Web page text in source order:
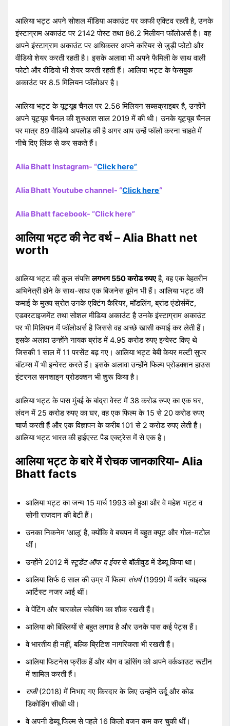
आलिया भट्ट अपने सोशल मीडिया अकाउंट पर काफी एक्टिव रहती है, उनके
इंस्टाग्राम अकाउंट पर 2142 पोस्ट तथा 86.2 मिलीयन फॉलोअर्स है। वह
अपने इंस्टाग्राम अकाउंट पर अधिकतर अपने करियर से जुड़ी फोटो और
वीडियो शेयर करती रहती है। इसके अलावा भी अपने फैमिली के साथ वाली
फोटो और वीडियो भी शेयर करती रहती हैं। आलिया भट्ट के फेसबुक
अकाउंट पर 8.5 मिलियन फॉलोअर है।
आलिया भट्ट के यूट्यूब चैनल पर 2.56 मिलियन सब्सक्राइबर है, उन्होंने
अपने यूट्यूब चैनल की शुरुआत साल 2019 में की थी। उनके यूट्यूब चैनल
पर मात्र 89 वीडियो अपलोड की है अगर आप उन्हें फॉलो करना चाहते में
नीचे दिए लिंक से कर सकते हैं।
Alia Bhatt Instagram- “Click here”
Alia Bhatt Youtube channel- “Click here“
Alia Bhatt facebook- “Click here”
आलिया भट्ट की नेट वर्थ – Alia Bhatt net
worth
आलिया भट्ट की कुल संपत्तिलगभग 550 करोड रुपएहै, वह एक बेहतरीन
अभिनेत्री होने के साथ-साथ एक बिजनेस वूमेन भी हैं। आलिया भट्ट की
कमाई के मुख्य स्रोत उनके एक्टिंग कैरियर, मॉडलिंग, ब्रांड एंडोर्समेंट,
एडवरटाइजमेंट तथा सोशल मीडिया अकाउंट है उनके इंस्टाग्राम अकाउंट
पर भी मिलियन में फॉलोअर्स है जिससे वह अच्छे खासी कमाई कर लेती हैं।
इसके अलावा उन्होंने नायक ब्रांड में 4.95 करोड रुपए इन्वेस्ट किए थे
जिसकी 1 साल में 11 परसेंट बढ़ गए। आलिया भट्ट बेबी केयर मल्टी सुपर
बॉटम्स में भी इन्वेस्ट करते हैं। इसके अलावा उन्होंने फिल्म प्रोडक्शन हाउस
इंटरनल सनशाइन प्रोडक्शन भी शुरू किया है।
आलिया भट्ट के पास मुंबई के बांद्रा वेस्ट में 38 करोड रुपए का एक घर,
लंदन में 25 करोड रुपए का घर, वह एक फिल्म के 15 से 20 करोड रुपए
चार्ज करती हैं और एक विज्ञापन के करीब 101 से 2 करोड रुपए लेती हैं।
आलिया भट्ट भारत की हाईएस्ट पैड एक्ट्रेस में से एक है।
आलिया भट्ट के बारे में रोचक जानकारिया- Alia
Bhatt facts
आलिया भट्ट का जन्म 15 मार्च 1993 को हुआ और वे महेश भट्ट व
सोनी राजदान की बेटी हैं।
उनका निकनेम ‘आलू’ है, क्योंकि वे बचपन में बहुत क्यूट और गोल-मटोल
थीं।
उन्होंने 2012 में स्टूडेंट ऑफ द ईयरसे बॉलीवुड में डेब्यू किया था।
आलिया सिर्फ 6 साल की उम्र में फिल्म संघर्ष(1999) में बतौर चाइल्ड
आर्टिस्ट नजर आई थीं।
वे पेंटिंग और चारकोल स्केचिंग का शौक रखती हैं।
आलिया को बिल्लियों से बहुत लगाव है और उनके पास कई पेट्स हैं।
वे भारतीय ही नहीं, बल्कि ब्रिटिश नागरिकता भी रखती हैं।
आलिया फिटनेस फ्रीक हैं और योग व डांसिंग को अपने वर्कआउट रूटीन
में शामिल करती हैं।
राजी(2018) में निभाए गए किरदार के लिए उन्होंने उर्दू और कोड
डिकोडिंग सीखी थी।
वे अपनी डेब्यू फिल्म से पहले 16 किलो वजन कम कर चुकी थीं।